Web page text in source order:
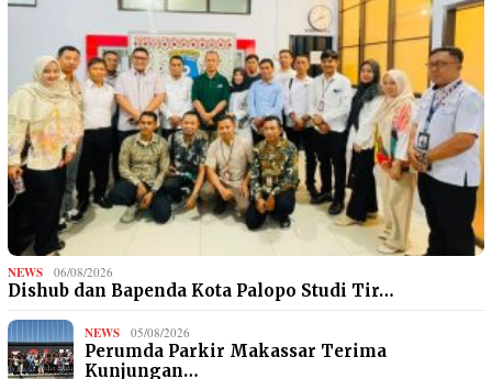
NEWS 06/08/2026
Dishub dan Bapenda Kota Palopo Studi Tir…
NEWS 05/08/2026
Perumda Parkir Makassar Terima
Kunjungan…